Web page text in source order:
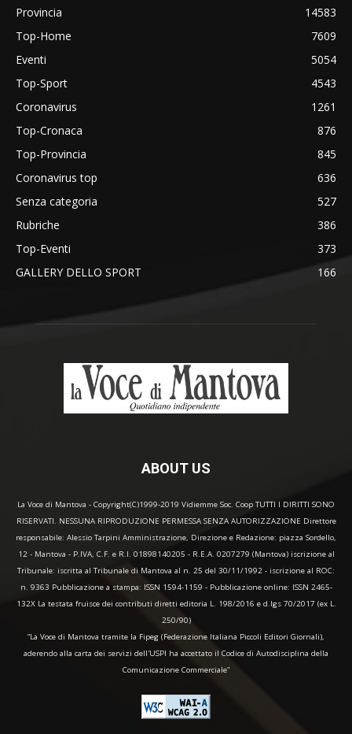
Provincia
14583
Top-Home
7609
Eventi
5054
Top-Sport
4543
Coronavirus
1261
Top-Cronaca
876
Top-Provincia
845
Coronavirus top
636
Senza categoria
527
Rubriche
386
Top-Eventi
373
GALLERY DELLO SPORT
166
ABOUT US
La Voce di Mantova - Copyright(C)1999-2019 Vidiemme Soc. Coop TUTTI I DIRITTI SONO
RISERVATI. NESSUNA RIPRODUZIONE PERMESSA SENZA AUTORIZZAZIONE Direttore
responsabile: Alessio Tarpini Amministrazione, Direzione e Redazione: piazza Sordello,
12 - Mantova - P.IVA, C.F. e R.I. 01898140205 - R.E.A. 0207279 (Mantova) iscrizione al
Tribunale: iscritta al Tribunale di Mantova al n. 25 del 30/11/1992 - iscrizione al ROC:
n. 9363 Pubblicazione a stampa: ISSN 1594-1159 - Pubblicazione online: ISSN 2465-
132X La testata fruisce dei contributi diretti editoria L. 198/2016 e d.lgs 70/2017 (ex L.
250/90)
“La Voce di Mantova tramite la Fipeg (Federazione Italiana Piccoli Editori Giornali),
aderendo alla carta dei servizi dell'USPI ha accettato il Codice di Autodisciplina della
Comunicazione Commerciale"